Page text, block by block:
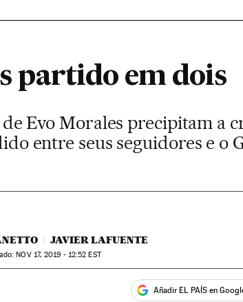
partido em dois
Evo Morales precipitam a
entre seus seguidores e o
JAVIER LAFUENTE
NOV17, 2019 - 12:52 EST
Añadir EL PAÍS en